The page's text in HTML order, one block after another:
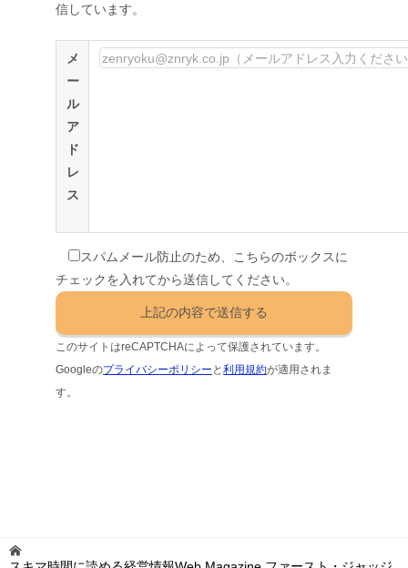
信しています。
メ
ー
ル
ア
ド
レ
ス
スパムメール防止のため、こちらのボックスに
チェックを入れてから送信してください。
このサイトはreCAPTCHAによって保護されています。
Googleのプライバシーポリシー と利用規約が適用されま
す。